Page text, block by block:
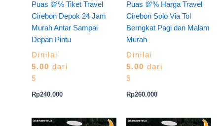
Puas 💯% Tiket Travel
Cirebon Depok 24 Jam
Murah Antar Sampai
Depan Pintu
Dinilai
5.00 dari
5
Rp240.000
Puas 💯% Harga Travel
Cirebon Solo Via Tol
Berngkat Pagi dan Malam
Murah
Dinilai
5.00 dari
5
Rp260.000